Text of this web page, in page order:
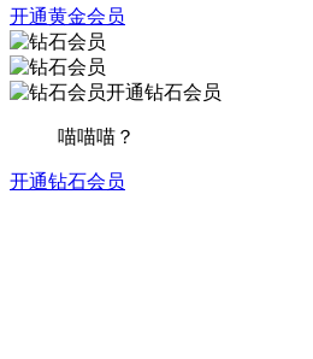
开通黄金会员
开通钻石会员
喵喵喵？
开通钻石会员